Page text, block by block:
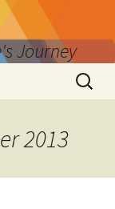
Journey
Search
for:
2013